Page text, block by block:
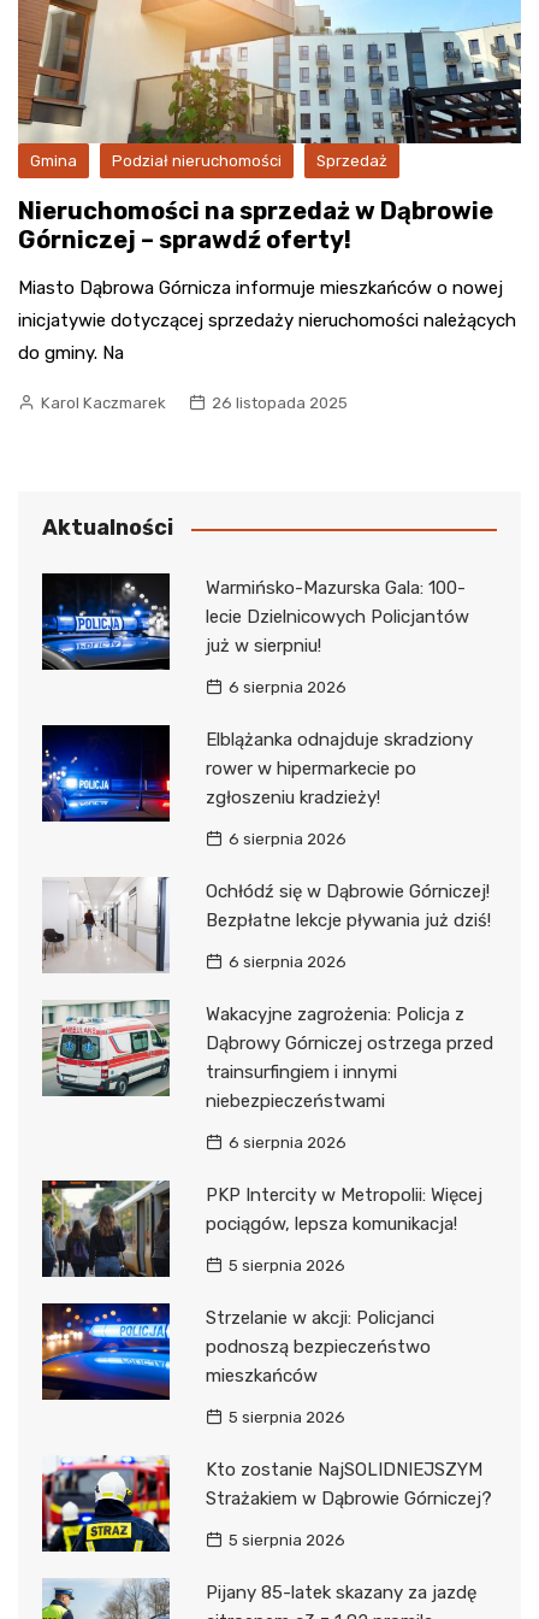
Gmina Podział nieruchomości Sprzedaż
Nieruchomości na sprzedaż w Dąbrowie
Górniczej – sprawdź oferty!
Miasto Dąbrowa Górnicza informuje mieszkańców o nowej
inicjatywie dotyczącej sprzedaży nieruchomości należących
do gminy. Na
Karol Kaczmarek 26 listopada 2025
Aktualności
Warmińsko-Mazurska Gala: 100-
lecie Dzielnicowych Policjantów
już w sierpniu!
6 sierpnia 2026
Elblążanka odnajduje skradziony
rower w hipermarkecie po
zgłoszeniu kradzieży!
6 sierpnia 2026
Ochłódź się w Dąbrowie Górniczej!
Bezpłatne lekcje pływania już dziś!
6 sierpnia 2026
Wakacyjne zagrożenia: Policja z
Dąbrowy Górniczej ostrzega przed
trainsurfingiem i innymi
niebezpieczeństwami
6 sierpnia 2026
PKP Intercity w Metropolii: Więcej
pociągów, lepsza komunikacja!
5 sierpnia 2026
Strzelanie w akcji: Policjanci
podnoszą bezpieczeństwo
mieszkańców
5 sierpnia 2026
Kto zostanie NajSOLIDNIEJSZYM
Strażakiem w Dąbrowie Górniczej?
5 sierpnia 2026
Pijany 85-latek skazany za jazdę